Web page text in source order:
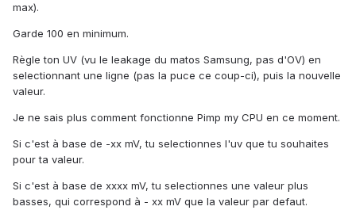
max).
Garde 100 en minimum.
Règle ton UV (vu le leakage du matos Samsung, pas d'OV) en
selectionnant une ligne (pas la puce ce coup-ci), puis la nouvelle
valeur.
Je ne sais plus comment fonctionne Pimp my CPU en ce moment.
Si c'est à base de -xx mV, tu selectionnes l'uv que tu souhaites
pour ta valeur.
Si c'est à base de xxxx mV, tu selectionnes une valeur plus
basses, qui correspond à - xx mV que la valeur par defaut.